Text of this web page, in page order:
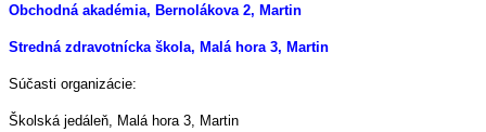
Obchodná akadémia, Bernolákova 2, Martin
Stredná zdravotnícka škola, Malá hora 3, Martin
Súčasti organizácie:
Školská jedáleň, Malá hora 3, Martin